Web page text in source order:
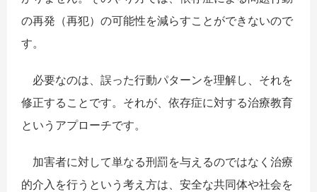
の再発（再犯）の可能性を減らすことができないので
す。
必要なのは、誤った行動パターンを理解し、それを
修正することです。それが、依存症に対する治療教育
というアプローチです。
加害者に対して単なる刑罰を与えるのではなく治療
的介入を行うという考え方は、安全な共同体や社会を